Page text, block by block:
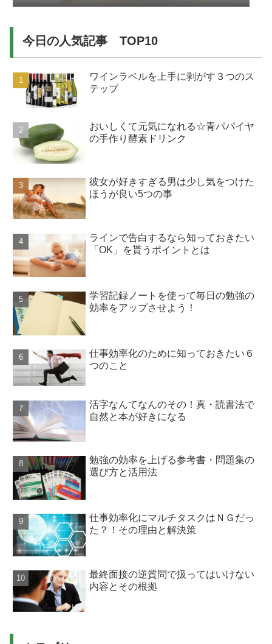
今日の人気記事 TOP10
ワインラベルを上手に剥がす３つのス
テップ
おいしくて元気になれる☆青パパイヤ
の手作り酵素ドリンク
彼女が好きすぎる男は少し気をつけた
ほうが良い5つの事
ラインで告白するなら知っておきたい
「OK」を貰うポイントとは
学習記録ノートを使って毎日の勉強の
効率をアップさせよう！
仕事効率化のために知っておきたい６
つのこと
活字なんてなんのその！真・読書法で
自然と本が好きになる
勉強の効率を上げる参考書・問題集の
選び方と活用法
仕事効率化にマルチタスクはＮＧだっ
た？！その理由と解決策
最終面接の逆質問で扱ってはいけない
内容とその根拠